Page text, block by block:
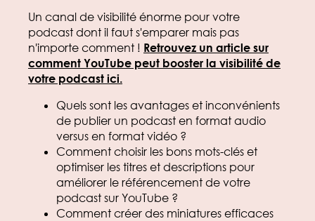
Un canal de visibilité énorme pour votre
podcast dont il faut s'emparer mais pas
n'importe comment ! Retrouvez un article sur
comment YouTube peut booster la visibilité de
votre podcast ici.
Quels sont les avantages et inconvénients
de publier un podcast en format audio
versus en format vidéo ?
Comment choisir les bons mots-clés et
optimiser les titres et descriptions pour
améliorer le référencement de votre
podcast sur YouTube ?
Comment créer des miniatures efficaces